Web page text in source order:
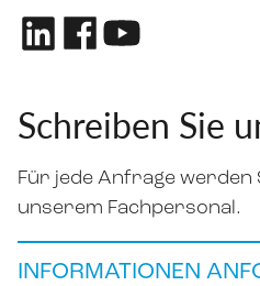
Schreiben Sie
Für jede Anfrage
unserem Fachpersonal.
INFORMATIONEN